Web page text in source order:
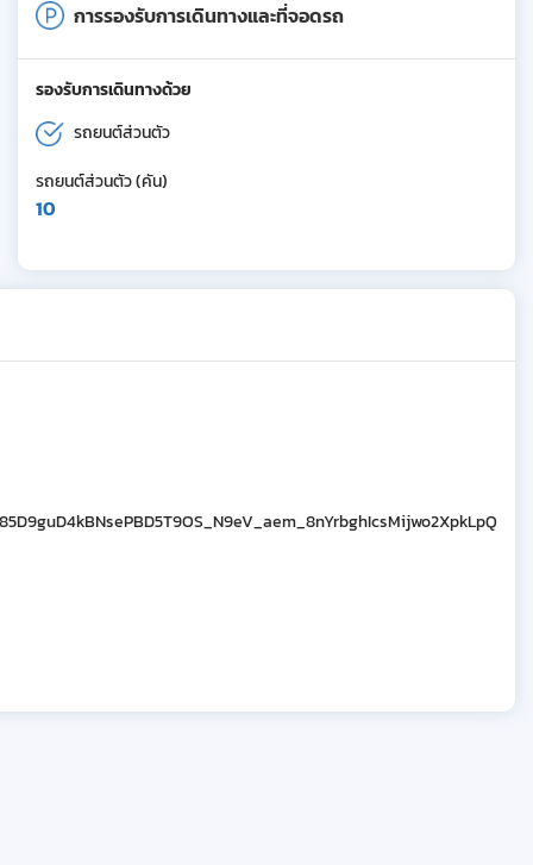
การรองรับการเดินทางและที่จอดรถ
รองรับการเดินทางด้วย
รถยนต์ส่วนตัว
รถยนต์ส่วนตัว (คัน)
10